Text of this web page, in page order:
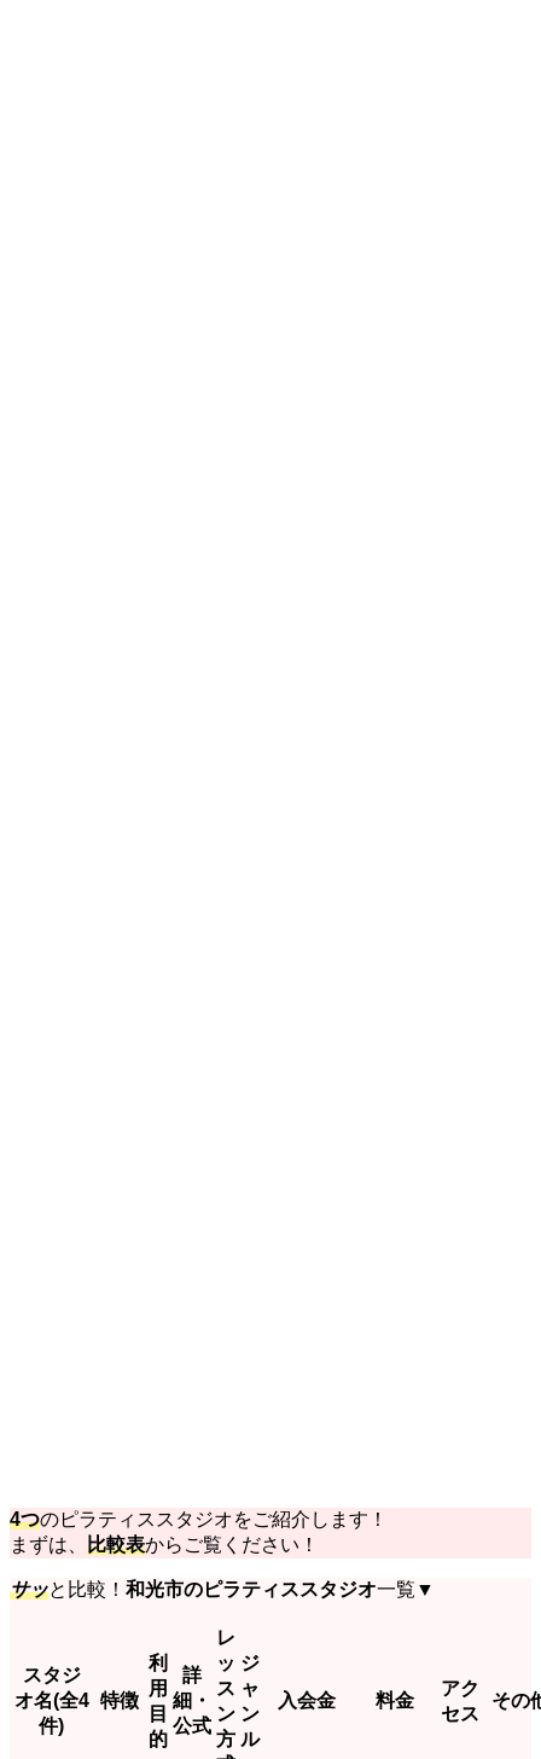
4つのピラティススタジオをご紹介します！
まずは、 比較表からご覧ください！
サッと比較！ 和光市のピラティススタジオ一覧▼
スタジ
オ名(全4
件)
特徴
利
用
目
的
詳
細・
公式
レ
ッ
ス
ン
方
ジ
ャ
ン
ル
入会金 料金
アク
セス
その